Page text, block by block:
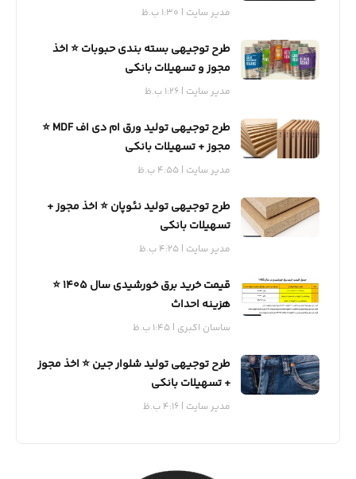
مدیر سایت 1:30 ب.ظ
طرح توجیهی بسته بندی حبوبات ⭐️ اخذ
مجوز و تسهیلات بانکی
مدیر سایت 1:26 ب.ظ
طرح توجیهی تولید ورق ام دی اف MDF ⭐️
مجوز + تسهیلات بانکی
مدیر سایت 4:55 ب.ظ
طرح توجیهی تولید نئوپان ⭐️ اخذ مجوز +
تسهیلات بانکی
مدیر سایت 4:25 ب.ظ
قیمت خرید برق خورشیدی سال 1405 ⭐️
هزینه احداث
ساسان اکبری 1:45 ب.ظ
طرح توجیهی تولید شلوار جین ⭐️ اخذ مجوز
+ تسهیلات بانکی
مدیر سایت 4:16 ب.ظ